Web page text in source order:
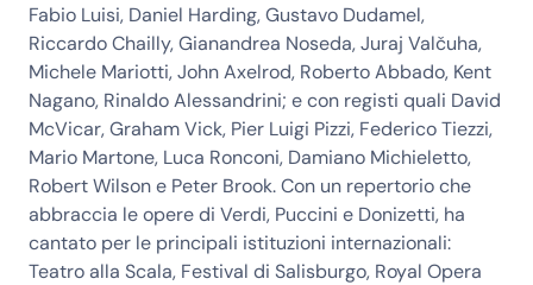
Fabio Luisi, Daniel Harding, Gustavo Dudamel,
Riccardo Chailly, Gianandrea Noseda, Juraj Valčuha,
Michele Mariotti, John Axelrod, Roberto Abbado, Kent
Nagano, Rinaldo Alessandrini; e con registi quali David
McVicar, Graham Vick, Pier Luigi Pizzi, Federico Tiezzi,
Mario Martone, Luca Ronconi, Damiano Michieletto,
Robert Wilson e Peter Brook. Con un repertorio che
abbraccia le opere di Verdi, Puccini e Donizetti, ha
cantato per le principali istituzioni internazionali:
Teatro alla Scala, Festival di Salisburgo, Royal Opera